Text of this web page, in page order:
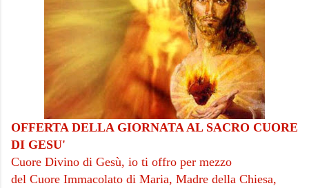
OFFERTA DELLA GIORNATA AL SACRO CUORE
DI GESU'
Cuore Divino di Gesù, io ti offro per mezzo
del Cuore Immacolato di Maria, Madre della Chiesa,